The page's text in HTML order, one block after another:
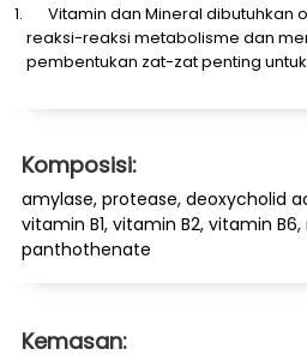
Vitamin dan Mineral dibutuhkan
reaksi-reaksi metabolisme dan
pembentukan zat-zat penting
Komposisi:
amylase, protease, deoxycholid
vitamin B1, vitamin B2, vitamin
panthothenate
Kemasan: